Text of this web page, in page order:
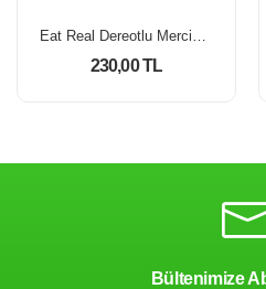
230,00 TL
Bültenimize